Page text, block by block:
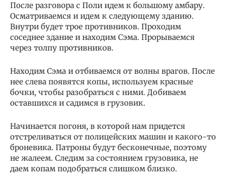
После разговора с Поли идем к большому амбару.
Осматриваемся и идем к следующему зданию.
Внутри будет трое противников. Проходим
соседнее здание и находим Сэма. Прорываемся
через толпу противников.
Находим Сэма и отбиваемся от волны врагов. После
нее слева появятся копы, используем красные
бочки, чтобы разобраться с ними. Добиваем
оставшихся и садимся в грузовик.
Начинается погоня, в которой нам придется
отстреливаться от полицейских машин и какого-то
броневика. Патроны будут бесконечные, поэтому
не жалеем. Следим за состоянием грузовика, не
даем копам подобраться слишком близко.